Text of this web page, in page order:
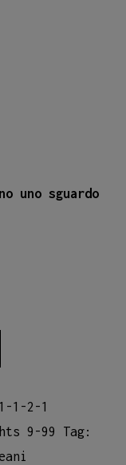
uno sguardo
1-2-1
9-99
Tag: